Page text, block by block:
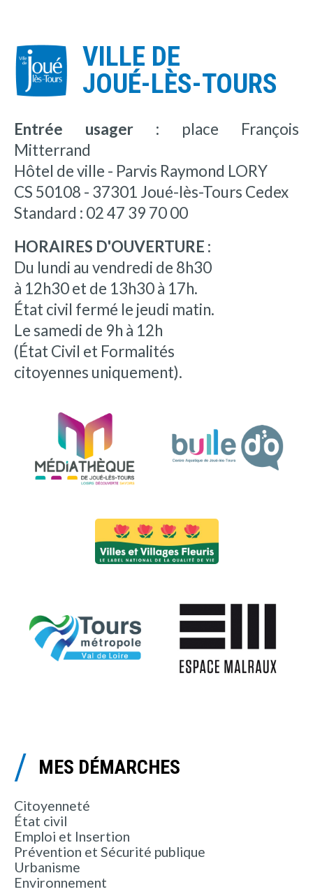
VILLE DE
JOUÉ-LÈS-TOURS
Entrée usager : place François
Mitterrand
Hôtel de ville - Parvis Raymond LORY
CS 50108 - 37301 Joué-lès-Tours Cedex
Standard : 02 47 39 70 00
HORAIRES D'OUVERTURE :
Du lundi au vendredi de 8h30
à 12h30 et de 13h30 à 17h.
État civil fermé le jeudi matin.
Le samedi de 9h à 12h
(État Civil et Formalités
citoyennes uniquement).
MES DÉMARCHES
Citoyenneté
État civil
Emploi et Insertion
Prévention et Sécurité publique
Urbanisme
Environnement